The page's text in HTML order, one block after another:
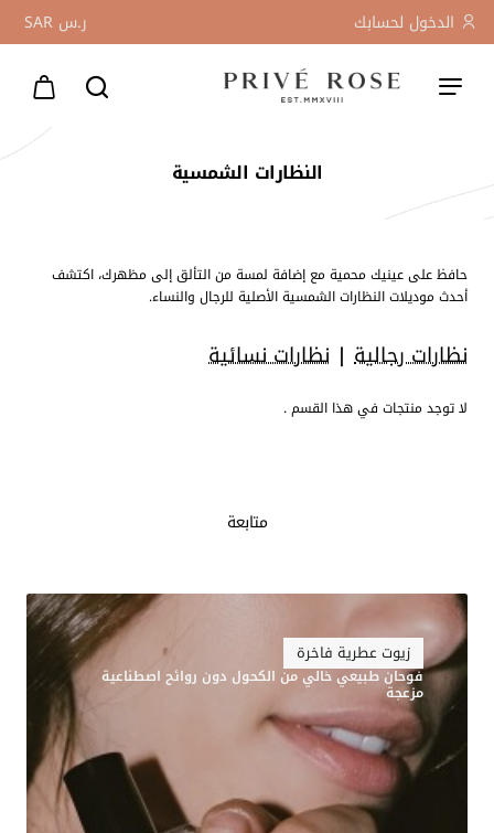
الدخول لحسابك ر.س SAR
النظارات الشمسية
حافظ على عينيك محمية مع إضافة لمسة من التألق إلى مظهرك، اكتشف
أحدث موديلات النظارات الشمسية الأصلية للرجال والنساء.
نظارات رجالية | نظارات نسائية
لا توجد منتجات في هذا القسم .
متابعة
زيوت عطرية فاخرة
فوحان طبيعي خالي من الكحول دون روائح اصطناعية
مزعجة